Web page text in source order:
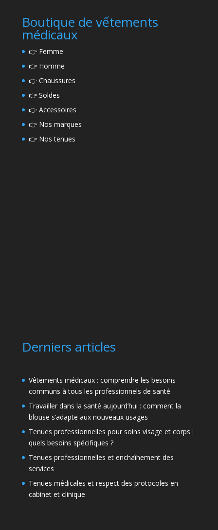
Boutique de vếtements
médicaux
👉 Femme
👉 Homme
👉 Chaussures
👉 Soldes
👉 Accessoires
👉 Nos marques
👉 Nos tenues
Derniers articles
Vêtements médicaux : comprendre les besoins
communs à tous les professionnels de santé
Travailler dans la santé aujourd’hui : comment la
blouse s’adapte aux nouveaux usages
Tenues professionnelles pour soins visage et corps :
quels besoins spécifiques ?
Tenues professionnelles et enchaînement des
services
Tenues médicales et respect des protocoles en
cabinet et clinique